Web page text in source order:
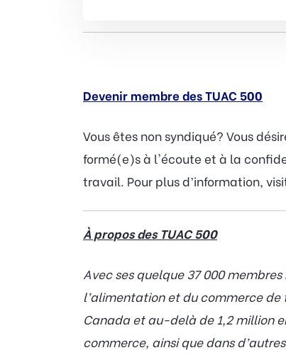
Devenir membre des TUAC 500
Vous êtes non syndiqué? Vous
formé(e)s à l'écoute et à la
travail. Pour plus d’information,
À propos des TUAC 500
Avec ses quelque 37 000
l’alimentation et du commerce de
Canada et au-delà de 1,2 million
commerce, ainsi que dans